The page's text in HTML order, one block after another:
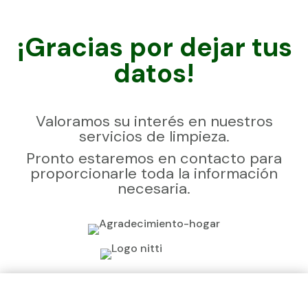
¡Gracias por dejar tus
datos!
Valoramos su interés en nuestros
servicios de limpieza.
Pronto estaremos en contacto para
proporcionarle toda la información
necesaria.